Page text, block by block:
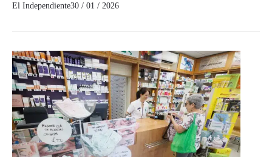
El Independiente30 / 01 / 2026